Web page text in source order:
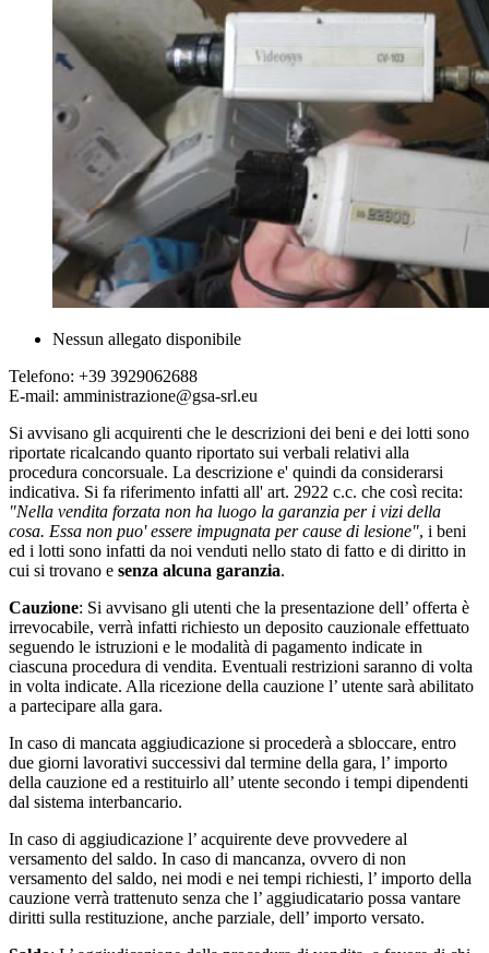
Nessun allegato disponibile
Telefono: +39 3929062688
E-mail: amministrazione@gsa-srl.eu
Si avvisano gli acquirenti che le descrizioni dei beni e dei lotti sono
riportate ricalcando quanto riportato sui verbali relativi alla
procedura concorsuale. La descrizione e' quindi da considerarsi
indicativa. Si fa riferimento infatti all' art. 2922 c.c. che così recita:
"Nella vendita forzata non ha luogo la garanzia per i vizi della
cosa. Essa non puo' essere impugnata per cause di lesione", i beni
ed i lotti sono infatti da noi venduti nello stato di fatto e di diritto in
cui si trovano e senza alcuna garanzia.
Cauzione: Si avvisano gli utenti che la presentazione dell’ offerta è
irrevocabile, verrà infatti richiesto un deposito cauzionale effettuato
seguendo le istruzioni e le modalità di pagamento indicate in
ciascuna procedura di vendita. Eventuali restrizioni saranno di volta
in volta indicate. Alla ricezione della cauzione l’ utente sarà abilitato
a partecipare alla gara.
In caso di mancata aggiudicazione si procederà a sbloccare, entro
due giorni lavorativi successivi dal termine della gara, l’ importo
della cauzione ed a restituirlo all’ utente secondo i tempi dipendenti
dal sistema interbancario.
In caso di aggiudicazione l’ acquirente deve provvedere al
versamento del saldo. In caso di mancanza, ovvero di non
versamento del saldo, nei modi e nei tempi richiesti, l’ importo della
cauzione verrà trattenuto senza che l’ aggiudicatario possa vantare
diritti sulla restituzione, anche parziale, dell’ importo versato.